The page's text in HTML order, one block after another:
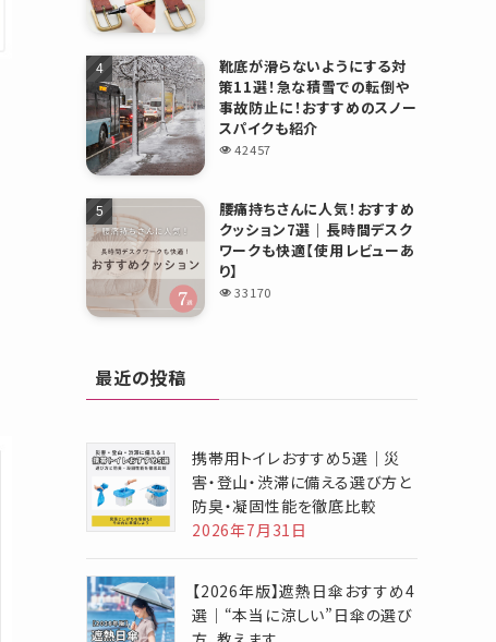
靴底が滑らないようにする対
策11選！急な積雪での転倒や
事故防止に！おすすめのスノー
スパイクも紹介
42457
腰痛持ちさんに人気！おすすめ
クッション7選｜長時間デスク
ワークも快適【使用レビューあ
り】
33170
最近の投稿
携帯用トイレおすすめ5選｜災
害・登山・渋滞に備える選び方と
防臭・凝固性能を徹底比較
2026年7月31日
【2026年版】遮熱日傘おすすめ4
選｜“本当に涼しい”日傘の選び